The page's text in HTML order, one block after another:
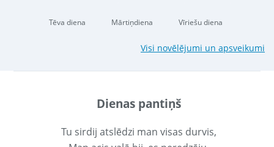
Tēva diena Mārtiņdiena Vīriešu diena
Visi novēlējumi un apsveikumi
Dienas pantiņš
Tu sirdij atslēdzi man visas durvis,